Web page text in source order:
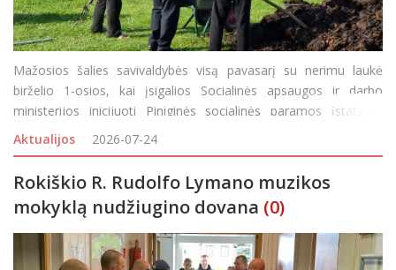
Mažosios šalies savivaldybės visą pavasarį su nerimu laukė
birželio 1-osios, kai įsigalios Socialinės apsaugos ir darbo
ministerijos inicijuoti Piniginės socialinės paramos įstatymo
pakeitimai, kuriais atsisakoma priverstinės visuomenei
naudingos veiklos (vadinamojo „atidirbimo“).
Aktualijos 2026-07-24
Rokiškio R. Rudolfo Lymano muzikos
mokyklą nudžiugino dovana (0)